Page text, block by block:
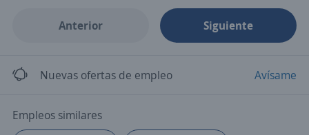
Anterior Siguiente
Nuevas ofertas de empleo Avísame
Empleos similares